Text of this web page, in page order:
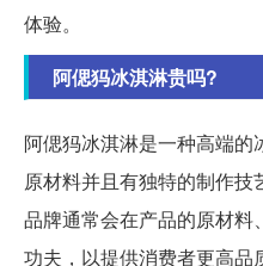
体验。
阿偲犸冰淇淋贵吗?
阿偲犸冰淇淋是一种高端
原材料并且有独特的制作
品牌通常会在产品的原材料
功夫，以提供消费者更高品